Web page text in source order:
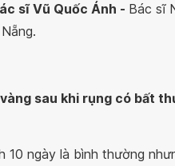
sĩ Vũ Quốc Ánh - Bác sĩ
sau khi rụng có bất
10 ngày là bình thường